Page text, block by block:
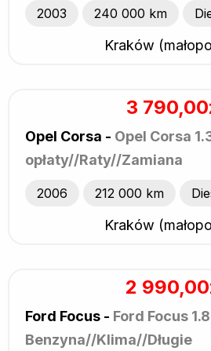
2003 240 000 km
Kraków
3
Opel Corsa - Opel Corsa
opłaty//Raty//Zamiana
2006 212 000 km
Kraków
2
Ford Focus - Ford Focus 1.8
Benzyna//Klima//Długie